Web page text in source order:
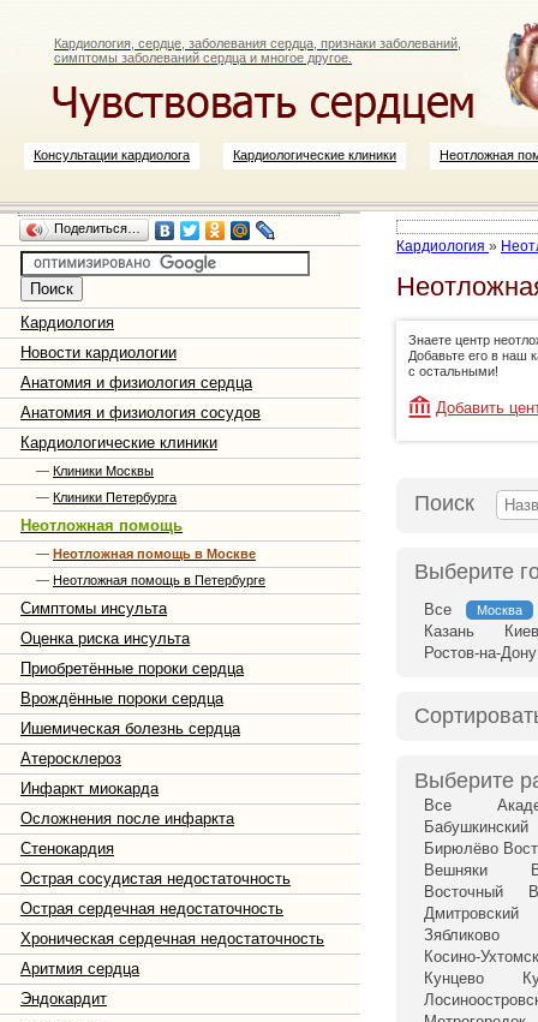
Кардиология, сердце, заболевания сердца, признаки заболеваний,
симптомы заболеваний сердца и многое другое.
Консультации кардиолога Кардиологические клиники Неотложная
Поделиться…
Кардиология
Новости кардиологии
Анатомия и физиология сердца
Анатомия и физиология сосудов
Кардиологические клиники
— Клиники Москвы
— Клиники Петербурга
Неотложная помощь
— Неотложная помощь в Москве
— Неотложная помощь в Петербурге
Симптомы инсульта
Оценка риска инсульта
Приобретённые пороки сердца
Врождённые пороки сердца
Ишемическая болезнь сердца
Атеросклероз
Инфаркт миокарда
Осложнения после инфаркта
Стенокардия
Острая сосудистая недостаточность
Острая сердечная недостаточность
Хроническая сердечная недостаточность
Аритмия сердца
Эндокардит
Кардиология »
Знаете центр
Добавьте его в наш
с остальными!
Добавить
Поиск
Выберите
Все Москва
Казань
Ростов-на-Дону
Выберите
Все
Бабушкинский
Бирюлёво
Вешняки
Восточный
Дмитровский
Зябликово
Косино-
Кунцево